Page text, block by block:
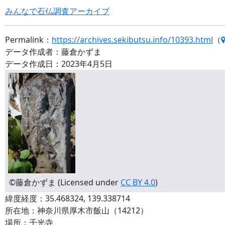
みんなで石仏調査アーカイブ
Permalink： https://archives.sekibutsu.info/10393.html （
データ作成者：藤倉かずま
データ作成日：2023年4月5日
©藤倉かずま (Licensed under CC BY 4.0)
緯度経度：35.468324, 139.338714
所在地：神奈川県厚木市飯山（14212）
場所：千光寺